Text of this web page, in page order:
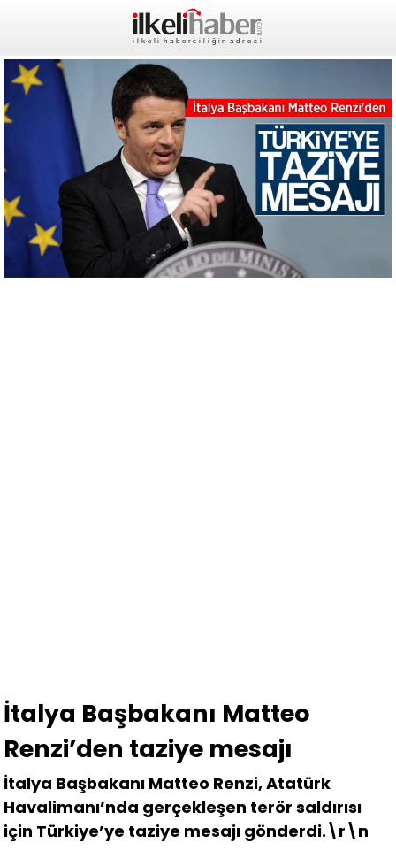
İtalya Başbakanı Matteo
Renzi’den taziye mesajı
İtalya Başbakanı Matteo Renzi, Atatürk
Havalimanı’nda gerçekleşen terör saldırısı
için Türkiye’ye taziye mesajı gönderdi.\r\n